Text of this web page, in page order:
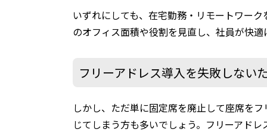
いずれにしても、在宅勤務・リモートワー
のオフィス面積や役割を見直し、社員が快
フリーアドレス導入を失敗しない
しかし、ただ単に固定席を廃止して座席を
じてしまう方も多いでしょう。フリーアド